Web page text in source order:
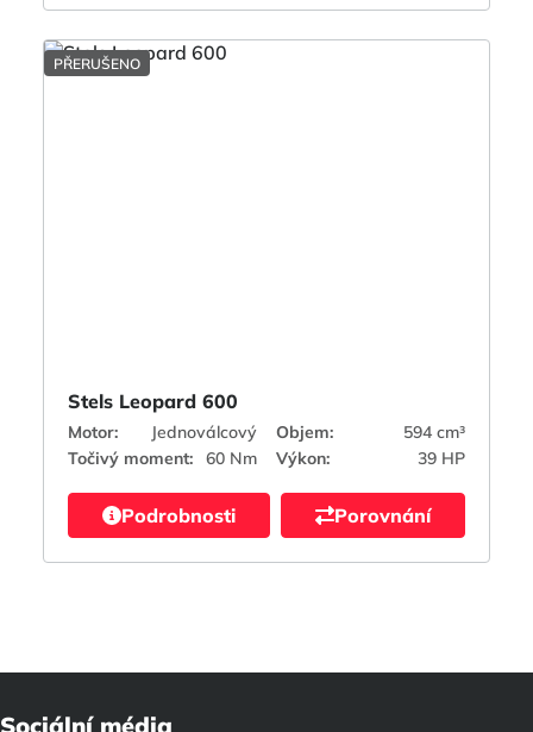
PŘERUŠENO
Stels Leopard 600
Motor: Jednoválcový Objem:
594 cm³
Točivý moment:
60 Nm Výkon: 39 HP
Podrobnosti Porovnání
Sociální média